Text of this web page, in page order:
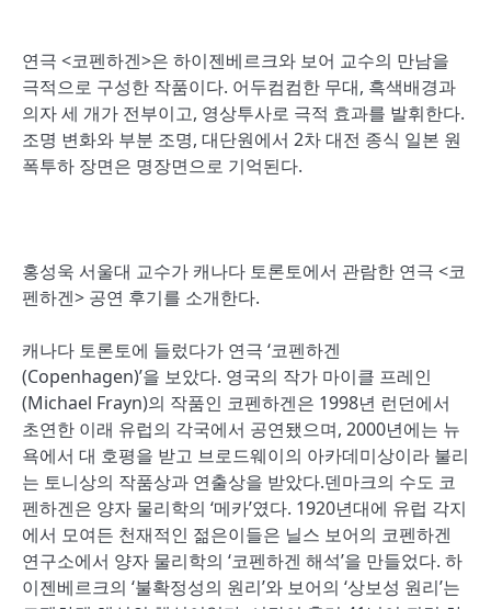
연극 <코펜하겐>은 하이젠베르크와 보어 교수의 만남을
극적으로 구성한 작품이다. 어두컴컴한 무대, 흑색배경과
의자 세 개가 전부이고, 영상투사로 극적 효과를 발휘한다.
조명 변화와 부분 조명, 대단원에서 2차 대전 종식 일본 원
폭투하 장면은 명장면으로 기억된다.
홍성욱 서울대 교수가 캐나다 토론토에서 관람한 연극 <코
펜하겐> 공연 후기를 소개한다.
캐나다 토론토에 들렀다가 연극 ‘코펜하겐
(Copenhagen)’을 보았다. 영국의 작가 마이클 프레인
(Michael Frayn)의 작품인 코펜하겐은 1998년 런던에서
초연한 이래 유럽의 각국에서 공연됐으며, 2000년에는 뉴
욕에서 대 호평을 받고 브로드웨이의 아카데미상이라 불리
는 토니상의 작품상과 연출상을 받았다.덴마크의 수도 코
펜하겐은 양자 물리학의 ‘메카’였다. 1920년대에 유럽 각지
에서 모여든 천재적인 젊은이들은 닐스 보어의 코펜하겐
연구소에서 양자 물리학의 ‘코펜하겐 해석’을 만들었다. 하
이젠베르크의 ‘불확정성의 원리’와 보어의 ‘상보성 원리’는